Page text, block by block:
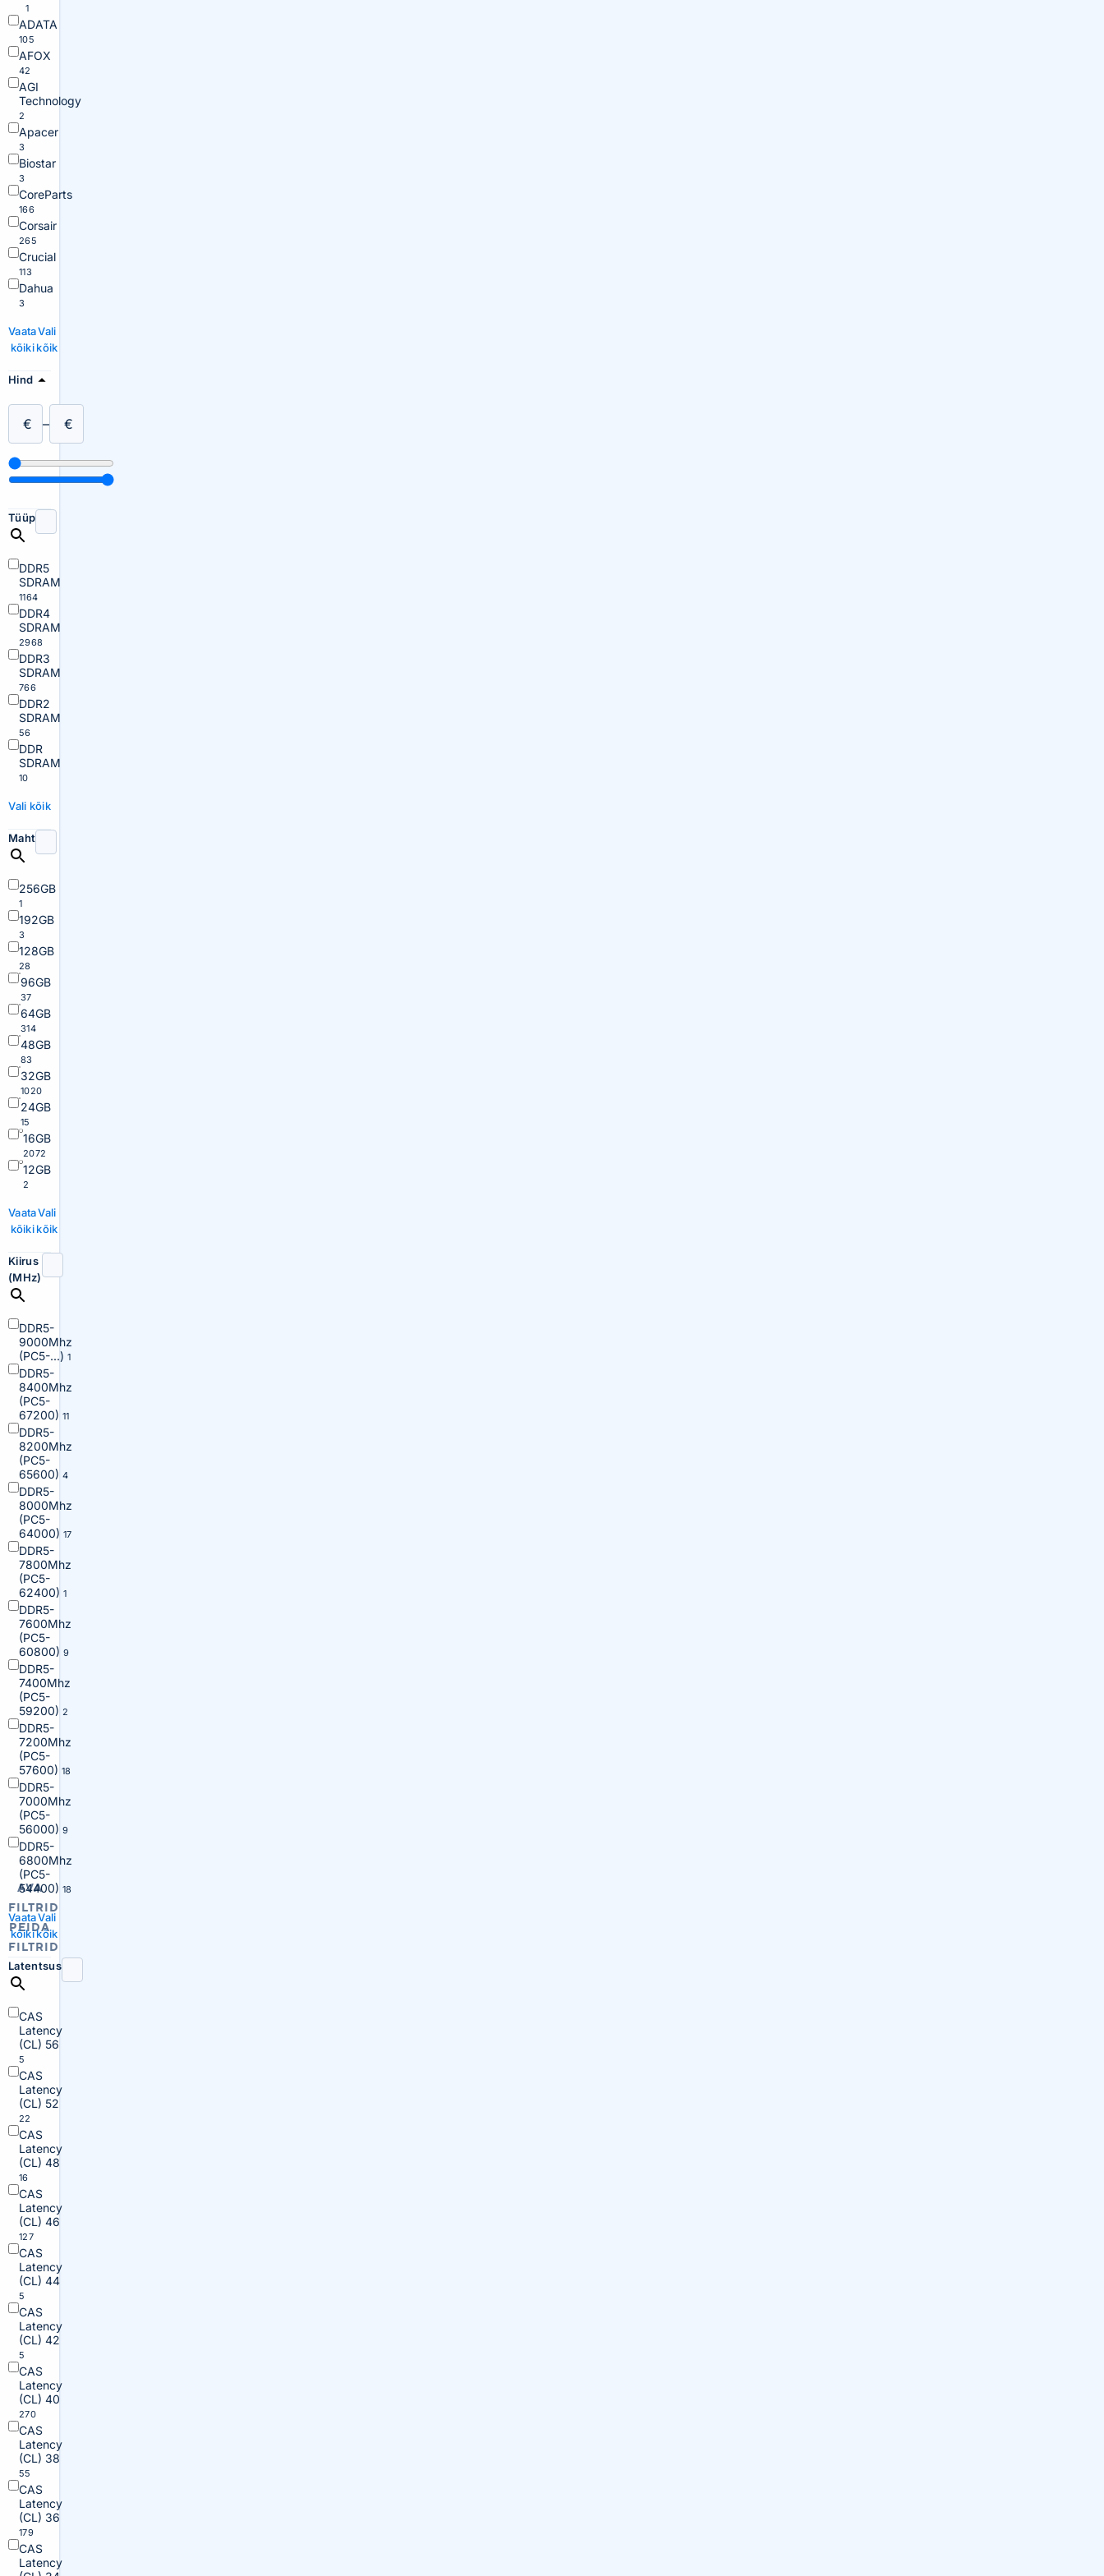
AVA
FILTRID
PEIDA
FILTRID
1
ADATA
105
AFOX
42
AGI
Technology
2
Apacer
3
Biostar
3
CoreParts
166
Corsair
265
Crucial
113
Dahua
3
Vaata
kõiki
Vali
kõik
Hind
€ – €
Tüüp
DDR5
SDRAM
1164
DDR4
SDRAM
2968
DDR3
SDRAM
766
DDR2
SDRAM
56
DDR
SDRAM
10
Vali kõik
Maht
256GB
1
192GB
3
128GB
28
96GB
37
64GB
314
48GB
83
32GB
1020
24GB
15
16GB
2072
12GB
2
Vaata
kõiki
Vali
kõik
Kiirus
(MHz)
DDR5-
9000Mhz
(PC5-...) 1
DDR5-
8400Mhz
(PC5-
67200) 11
DDR5-
8200Mhz
(PC5-
65600) 4
DDR5-
8000Mhz
(PC5-
64000) 17
DDR5-
7800Mhz
(PC5-
62400) 1
DDR5-
7600Mhz
(PC5-
60800) 9
DDR5-
7400Mhz
(PC5-
59200) 2
DDR5-
7200Mhz
(PC5-
57600) 18
DDR5-
7000Mhz
(PC5-
56000) 9
DDR5-
6800Mhz
(PC5-
54400) 18
Vaata
kõiki
Vali
kõik
Latentsus
CAS
Latency
(CL) 56
5
CAS
Latency
(CL) 52
22
CAS
Latency
(CL) 48
16
CAS
Latency
(CL) 46
127
CAS
Latency
(CL) 44
5
CAS
Latency
(CL) 42
5
CAS
Latency
(CL) 40
270
CAS
Latency
(CL) 38
55
CAS
Latency
(CL) 36
179
CAS
Latency